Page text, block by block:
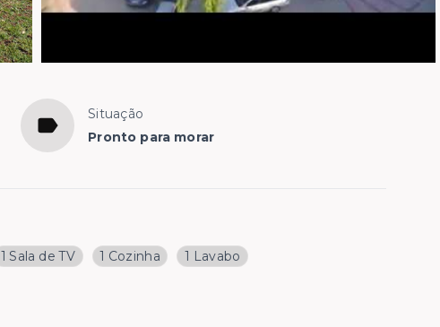
Situação
Pronto para morar
1 Sala de TV 1 Cozinha
1 Lavabo